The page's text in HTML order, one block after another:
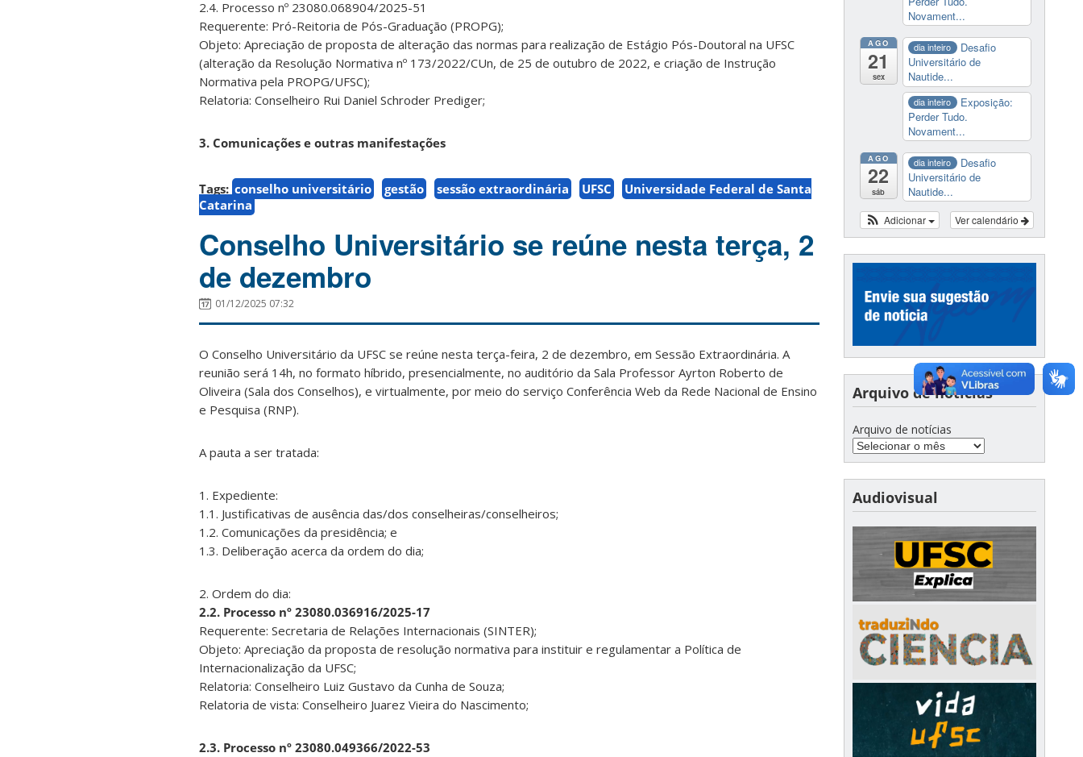
2.4. Processo nº 23080.068904/2025-51
Requerente: Pró-Reitoria de Pós-Graduação (PROPG);
Objeto: Apreciação de proposta de alteração das normas para realização de Estágio Pós-Doutoral na UFSC
(alteração da Resolução Normativa nº 173/2022/CUn, de 25 de outubro de 2022, e criação de Instrução
Normativa pela PROPG/UFSC);
Relatoria: Conselheiro Rui Daniel Schroder Prediger;
3. Comunicações e outras manifestações
Tags: conselho universitário gestão sessão extraordinária UFSC
Universidade Federal de Santa
Catarina
Conselho Universitário se reúne nesta terça, 2
de dezembro
01/12/2025 07:32
O Conselho Universitário da UFSC se reúne nesta terça-feira, 2 de dezembro, em Sessão Extraordinária. A
reunião será 14h, no formato híbrido, presencialmente, no auditório da Sala Professor Ayrton Roberto de
Oliveira (Sala dos Conselhos), e virtualmente, por meio do serviço Conferência Web da Rede Nacional de Ensino
e Pesquisa (RNP).
A pauta a ser tratada:
1. Expediente:
1.1. Justificativas de ausência das/dos conselheiras/conselheiros;
1.2. Comunicações da presidência; e
1.3. Deliberação acerca da ordem do dia;
2. Ordem do dia:
2.2. Processo nº 23080.036916/2025-17
Requerente: Secretaria de Relações Internacionais (SINTER);
Objeto: Apreciação da proposta de resolução normativa para instituir e regulamentar a Política de
Internacionalização da UFSC;
Relatoria: Conselheiro Luiz Gustavo da Cunha de Souza;
Relatoria de vista: Conselheiro Juarez Vieira do Nascimento;
2.3. Processo nº 23080.049366/2022-53
Novament...
AGO
21
sex
dia inteiro
Desafio
Universitário de
Nautide...
dia inteiro
Exposição:
Perder Tudo.
Novament...
AGO
22
sáb
dia inteiro
Desafio
Universitário de
Nautide...
Ver calendário
Adicionar
Arquivo de notícias
Arquivo de notícias
Audiovisual